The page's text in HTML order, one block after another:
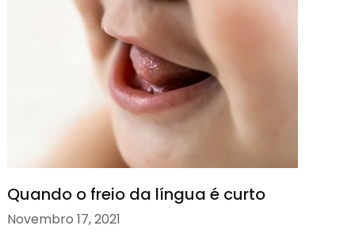
Quando o freio da língua é curto
Novembro 17, 2021